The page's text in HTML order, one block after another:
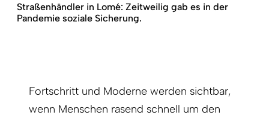
Straßenhändler in Lomé: Zeitweilig gab es in der
Pandemie soziale Sicherung.
Fortschritt und Moderne werden sichtbar,
wenn Menschen rasend schnell um den